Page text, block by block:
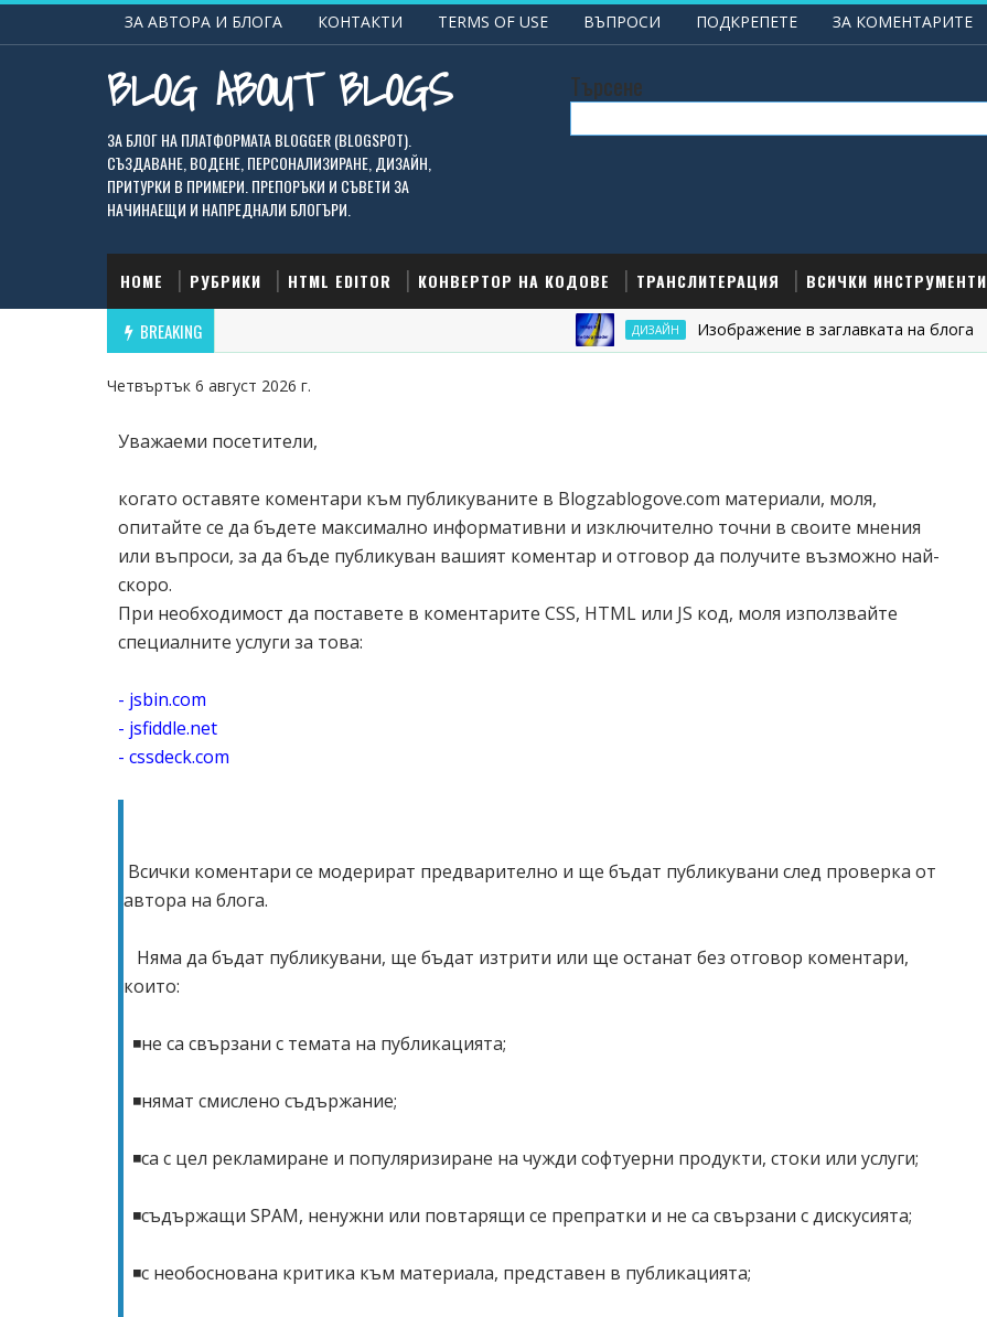
ЗА АВТОРА И БЛОГА КОНТАКТИ TERMS OF USE ВЪПРОСИ ПОДКРЕПЕТЕ ЗА КОМЕНТАРИТЕ
BLOG ABOUT BLOGS
ЗА БЛОГ НА ПЛАТФОРМАТА BLOGGER (BLOGSPOT).
СЪЗДАВАНЕ, ВОДЕНЕ, ПЕРСОНАЛИЗИРАНЕ, ДИЗАЙН,
ПРИТУРКИ В ПРИМЕРИ. ПРЕПОРЪКИ И СЪВЕТИ ЗА
НАЧИНАЕЩИ И НАПРЕДНАЛИ БЛОГЪРИ.
Търсене
HOME РУБРИКИ HTML EDITOR КОНВЕРТОР НА КОДОВЕ ТРАНСЛИТЕРАЦИЯ ВСИЧКИ ИНСТРУМЕНТИ
BREAKING ДИЗАЙН Изображение в заглавката на блога
Четвъртък 6 август 2026 г.
Уважаеми посетители,
когато оставяте коментари към публикуваните в Blogzablogove.com материали, моля,
опитайте се да бъдете максимално информативни и изключително точни в своите мнения
или въпроси, за да бъде публикуван вашият коментар и отговор да получите възможно най-
скоро.
При необходимост да поставете в коментарите CSS, HTML или JS код, моля използвайте
специалните услуги за това:
- jsbin.com
- jsfiddle.net
- cssdeck.com
Всички коментари се модерират предварително и ще бъдат публикувани след проверка от
автора на блога.
Няма да бъдат публикувани, ще бъдат изтрити или ще останат без отговор коментари,
които:
◾не са свързани с темата на публикацията;
◾нямат смислено съдържание;
◾са с цел рекламиране и популяризиране на чужди софтуерни продукти, стоки или услуги;
◾съдържащи SPAM, ненужни или повтарящи се препратки и не са свързани с дискусията;
◾с необоснована критика към материала, представен в публикацията;